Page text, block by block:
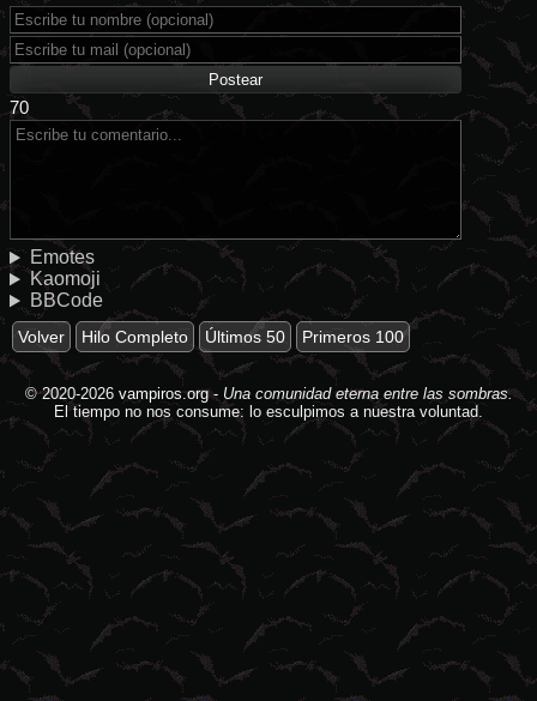
70
Emotes
Kaomoji
BBCode
Volver Hilo Completo Últimos 50 Primeros 100
© 2020-2026 vampiros.org- Una comunidad eterna entre las sombras.
El tiempo no nos consume: lo esculpimos a nuestra voluntad.